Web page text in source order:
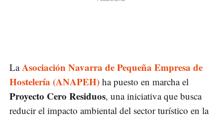
LaAsociación Navarra de Pequeña Empresa de
Hostelería (ANAPEH) ha puesto en marcha el
Proyecto Cero Residuos, una iniciativa que busca
reducir el impacto ambiental del sector turístico en la